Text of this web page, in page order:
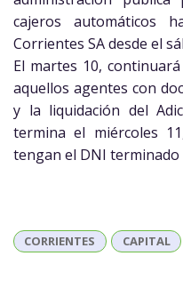
cajeros automáticos
Corrientes SA desde el
El martes 10,
aquellos agentes con
y la liquidación del
termina el miércoles
tengan el DNI terminado
CORRIENTES CAPITAL